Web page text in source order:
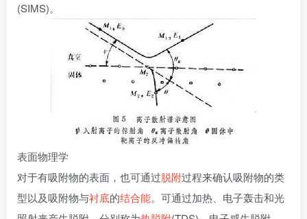
(SIMS)。
表面物理学
对于有吸附物的表面，也可通过脱附过程来确认吸附物的类
型以及吸附物与衬底的结合能。可通过加热、电子轰击和光